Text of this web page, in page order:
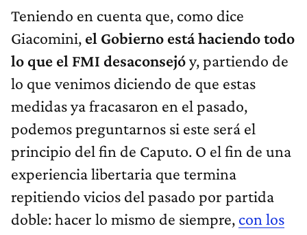
Teniendo en cuenta que, como dice
Giacomini, el Gobierno está haciendo todo
lo que el FMI desaconsejóy, partiendo de
lo que venimos diciendo de que estas
medidas ya fracasaron en el pasado,
podemos preguntarnos si este será el
principio del fin de Caputo. O el fin de una
experiencia libertaria que termina
repitiendo vicios del pasado por partida
doble: hacer lo mismo de siempre, con los